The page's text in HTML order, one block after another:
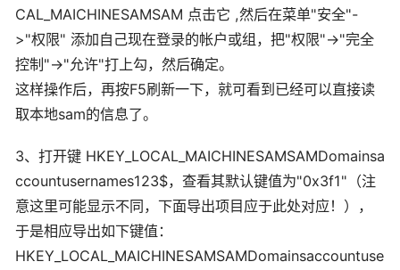
CAL_MAICHINESAMSAM 点击它 ,然后在菜单"安全"-
>"权限" 添加自己现在登录的帐户或组，把"权限"->"完全
控制"->"允许"打上勾，然后确定。
这样操作后，再按F5刷新一下，就可看到已经可以直接读
取本地sam的信息了。
3、打开键 HKEY_LOCAL_MAICHINESAMSAMDomainsa
ccountusernames123$，查看其默认键值为"0x3f1"（注
意这里可能显示不同，下面导出项目应于此处对应！），
于是相应导出如下键值：
HKEY_LOCAL_MAICHINESAMSAMDomainsaccountuse